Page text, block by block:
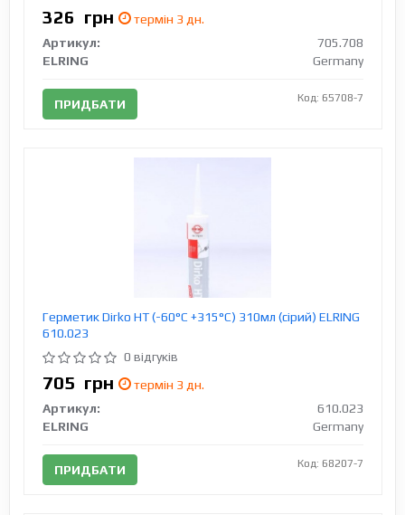
326 грн
термін 3 дн.
Артикул:
705.708
ELRING
Germany
ПРИДБАТИ Код: 65708-7
Герметик Dirko HT (-60°C +315°C) 310мл (сірий) ELRING
610.023
0 відгуків
705 грн
термін 3 дн.
Артикул:
610.023
ELRING
Germany
ПРИДБАТИ Код: 68207-7